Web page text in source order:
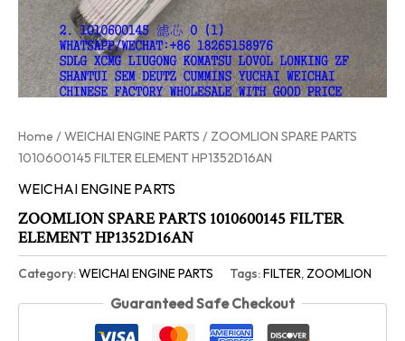
Home /WEICHAI ENGINE PARTS / ZOOMLION SPARE PARTS
1010600145 FILTER ELEMENT HP1352D16AN
WEICHAI ENGINE PARTS
ZOOMLION SPARE PARTS 1010600145 FILTER
ELEMENT HP1352D16AN
Category:WEICHAI ENGINE PARTS Tags:FILTER, ZOOMLION
Guaranteed Safe Checkout